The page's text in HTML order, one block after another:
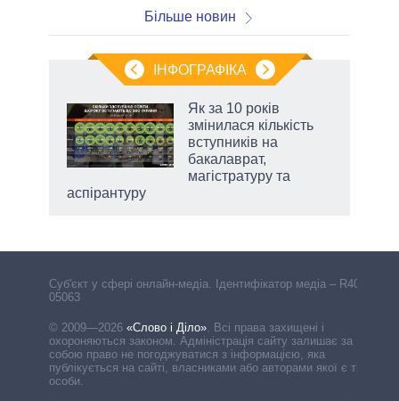
Більше новин
ІНФОГРАФІКА
Як за 10 років
змінилася кількість
вступників на
бакалаврат,
магістратуру та
аспірантуру
Cуб'єкт у сфері онлайн-медіа. Ідентифікатор медіа – R40-
05063
© 2009—2026 «Слово і Діло» Всі права захищені і
охороняються законом. Адміністрація сайту залишає за
собою право не погоджуватися з інформацією, яка
публікується на сайті, власниками або авторами якої є треті
особи.